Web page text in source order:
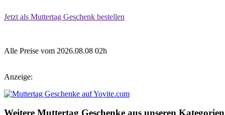
Jetzt als Muttertag Geschenk bestellen
Alle Preise vom 2026.08.08 02h
Anzeige:
Weitere Muttertag Geschenke aus unseren